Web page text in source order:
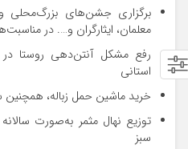
برگزاری جشن‌های بزرگ‌محلی
معلمان، ایثارگران و…. در
رفع مشکل آنتن‌دهی روستا
استانی
خرید ماشین حمل زباله،
توزیع نهال مثمر به‌صورت
سبز